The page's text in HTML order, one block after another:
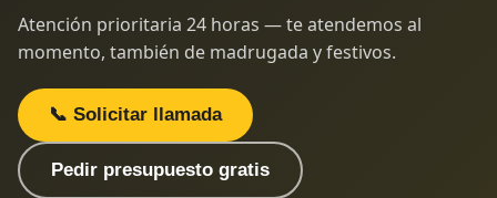
Atención prioritaria 24 horas — te atendemos al
momento, también de madrugada y festivos.
📞 Solicitar llamada
Pedir presupuesto gratis